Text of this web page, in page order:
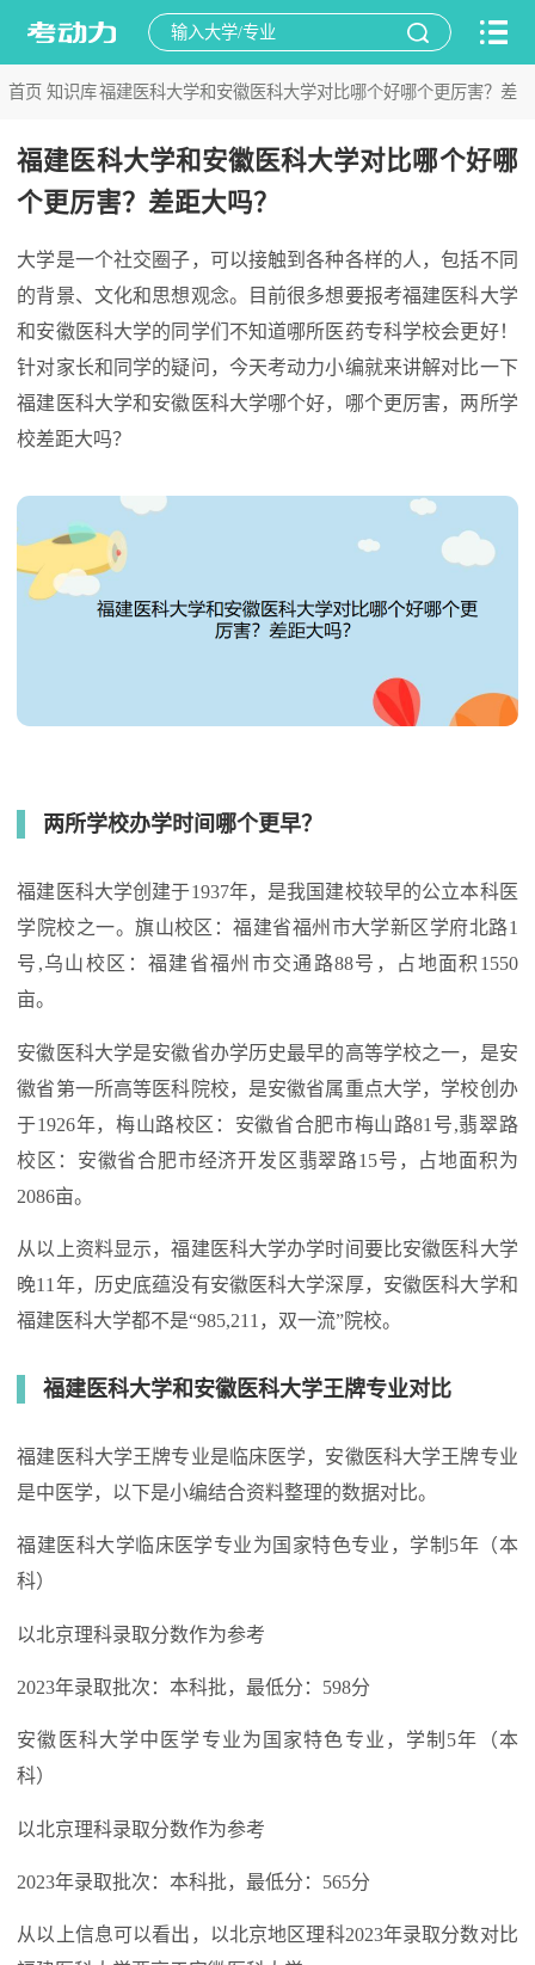
首页 知识库
>
福建医科大学和安徽医科大学对比哪个好哪个更厉害？差
距大吗？
福建医科大学和安徽医科大学对比哪个好哪
个更厉害？差距大吗？
大学是一个社交圈子，可以接触到各种各样的人，包括不同
的背景、文化和思想观念。目前很多想要报考福建医科大学
和安徽医科大学的同学们不知道哪所医药专科学校会更好！
针对家长和同学的疑问，今天考动力小编就来讲解对比一下
福建医科大学和安徽医科大学哪个好，哪个更厉害，两所学
校差距大吗？
两所学校办学时间哪个更早？
福建医科大学创建于1937年，是我国建校较早的公立本科医
学院校之一。旗山校区：福建省福州市大学新区学府北路1
号,乌山校区：福建省福州市交通路88号，占地面积1550
亩。
安徽医科大学是安徽省办学历史最早的高等学校之一，是安
徽省第一所高等医科院校，是安徽省属重点大学，学校创办
于1926年，梅山路校区：安徽省合肥市梅山路81号,翡翠路
校区：安徽省合肥市经济开发区翡翠路15号，占地面积为
2086亩。
从以上资料显示，福建医科大学办学时间要比安徽医科大学
晚11年，历史底蕴没有安徽医科大学深厚，安徽医科大学和
福建医科大学都不是“985,211，双一流”院校。
福建医科大学和安徽医科大学王牌专业对比
福建医科大学王牌专业是临床医学，安徽医科大学王牌专业
是中医学，以下是小编结合资料整理的数据对比。
福建医科大学临床医学专业为国家特色专业，学制5年（本
科）
以北京理科录取分数作为参考
2023年录取批次：本科批，最低分：598分
安徽医科大学中医学专业为国家特色专业，学制5年（本
科）
以北京理科录取分数作为参考
2023年录取批次：本科批，最低分：565分
从以上信息可以看出，以北京地区理科2023年录取分数对比